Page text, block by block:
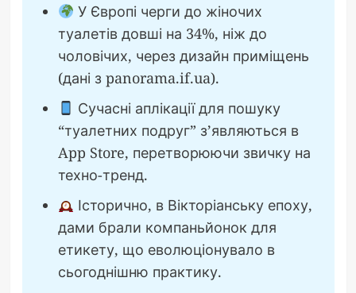
У Європі черги до жіночих
туалетів довші на 34%, ніж до
чоловічих, через дизайн приміщень
(дані з panorama.if.ua).
Сучасні аплікації для пошуку
“туалетних подруг” з’являються в
App Store, перетворюючи звичку на
техно-тренд.
Історично, в Вікторіанську епоху,
дами брали компаньйонок для
етикету, що еволюціонувало в
сьогоднішню практику.